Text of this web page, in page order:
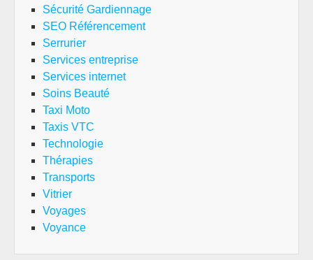
Sécurité Gardiennage
SEO Référencement
Serrurier
Services entreprise
Services internet
Soins Beauté
Taxi Moto
Taxis VTC
Technologie
Thérapies
Transports
Vitrier
Voyages
Voyance